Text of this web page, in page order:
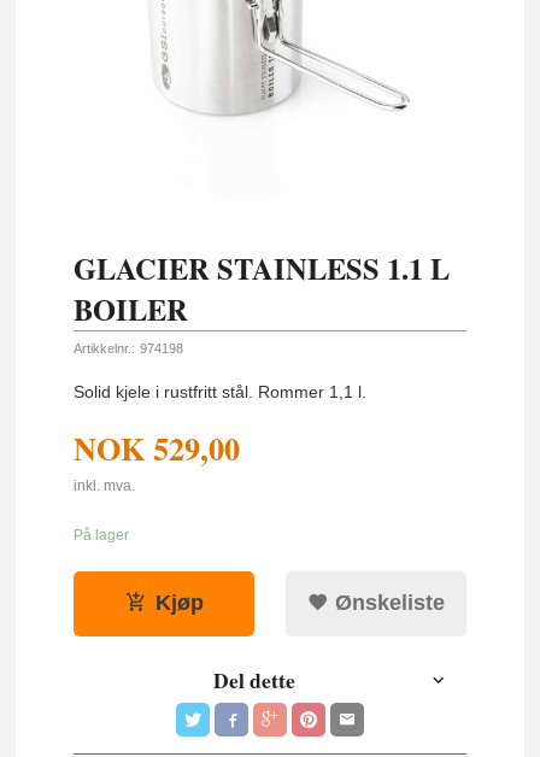
GLACIER STAINLESS 1.1 L
BOILER
Artikkelnr.: 974198
Solid kjele i rustfritt stål. Rommer 1,1 l.
NOK529,00
inkl. mva.
På lager
Kjøp Ønskeliste
Del dette